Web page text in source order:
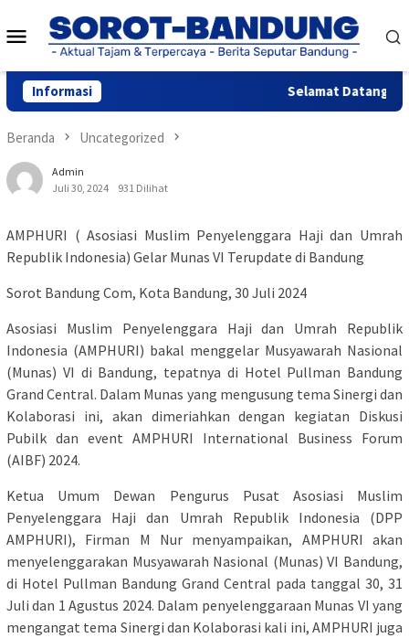
ke
konten
Menu
Mobile
Informasi Selamat Datang di
Beranda Uncategorized
Admin
Juli 30, 2024
931 Dilihat
AMPHURI ( Asosiasi Muslim Penyelenggara Haji dan Umrah
Republik Indonesia) Gelar Munas VI Terupdate di Bandung
Sorot Bandung Com, Kota Bandung, 30 Juli 2024
Asosiasi Muslim Penyelenggara Haji dan Umrah Republik
Indonesia (AMPHURI) bakal menggelar Musyawarah Nasional
(Munas) VI di Bandung, tepatnya di Hotel Pullman Bandung
Grand Central. Dalam Munas yang mengusung tema Sinergi dan
Kolaborasi ini, akan dimeriahkan dengan kegiatan Diskusi
Pubilk dan event AMPHURI International Business Forum
(AIBF) 2024.
Ketua Umum Dewan Pengurus Pusat Asosiasi Muslim
Penyelenggara Haji dan Umrah Republik Indonesia (DPP
AMPHURI), Firman M Nur menyampaikan, AMPHURI akan
menyelenggarakan Musyawarah Nasional (Munas) VI Bandung,
di Hotel Pullman Bandung Grand Central pada tanggal 30, 31
Juli dan 1 Agustus 2024. Dalam penyelenggaraan Munas VI yang
mengangat tema Sinergi dan Kolaborasi kali ini, AMPHURI juga